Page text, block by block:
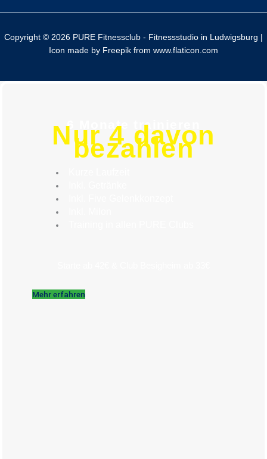
Copyright © 2026 PURE Fitnessclub - Fitnessstudio in Ludwigsburg |
Icon made by Freepik from www.flaticon.com
6 Monate trainieren
Nur 4 davon
bezahlen
Mehr erfahren